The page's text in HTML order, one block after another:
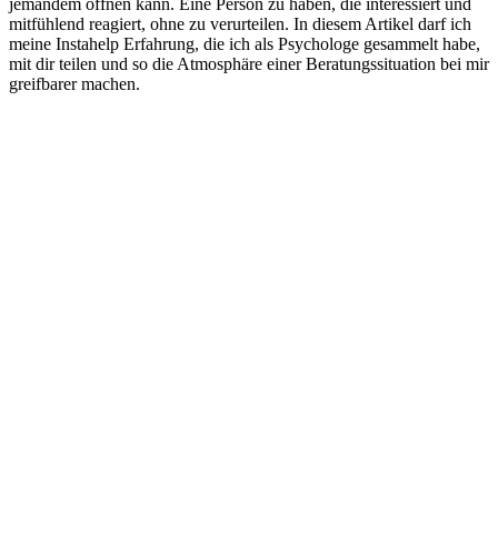
jemandem öffnen kann. Eine Person zu haben, die interessiert und
mitfühlend reagiert, ohne zu verurteilen. In diesem Artikel darf ich
meine Instahelp Erfahrung, die ich als Psychologe gesammelt habe,
mit dir teilen und so die Atmosphäre einer Beratungssituation bei mir
greifbarer machen.